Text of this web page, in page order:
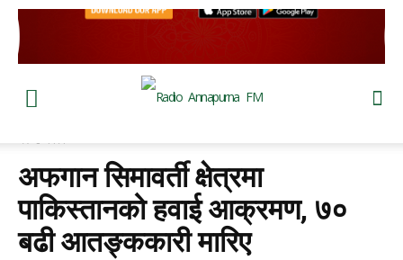
घर विश्व
अफगान सिमावर्ती क्षेत्रमा
पाकिस्तानको हवाई आक्रमण, ७०
बढी आतङ्ककारी मारिए